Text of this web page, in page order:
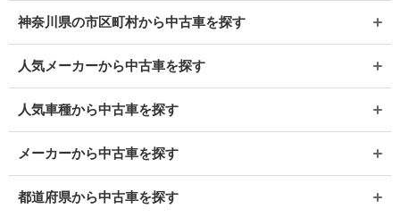
神奈川県の市区町村から中古車を探す
人気メーカーから中古車を探す
人気車種から中古車を探す
メーカーから中古車を探す
都道府県から中古車を探す